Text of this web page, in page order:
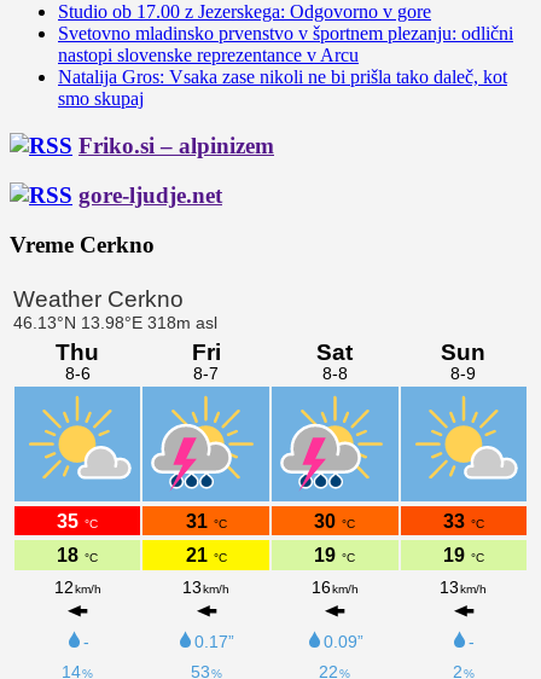
Studio ob 17.00 z Jezerskega: Odgovorno v gore
Svetovno mladinsko prvenstvo v športnem plezanju: odlični
nastopi slovenske reprezentance v Arcu
Natalija Gros: Vsaka zase nikoli ne bi prišla tako daleč, kot
smo skupaj
Friko.si – alpinizem
gore-ljudje.net
Vreme Cerkno